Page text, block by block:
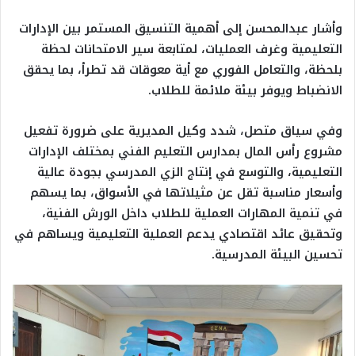
وأشار عبدالمحسن إلى أهمية التنسيق المستمر بين الإدارات
التعليمية وغرف العمليات، لمتابعة سير الامتحانات لحظة
بلحظة، والتعامل الفوري مع أية معوقات قد تطرأ، بما يحقق
الانضباط ويوفر بيئة ملائمة للطلاب.
وفي سياق متصل، شدد وكيل المديرية على ضرورة تفعيل
مشروع رأس المال بمدارس التعليم الفني بمختلف الإدارات
التعليمية، والتوسع في إنتاج الزي المدرسي بجودة عالية
وأسعار مناسبة تقل عن مثيلاتها في الأسواق، بما يسهم
في تنمية المهارات العملية للطلاب داخل الورش الفنية،
وتحقيق عائد اقتصادي يدعم العملية التعليمية ويساهم في
تحسين البيئة المدرسية.